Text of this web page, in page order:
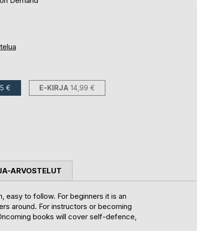
€ E-KIRJA 14,99 €
easy to follow. For beginners it is an
around. For instructors or becoming
books will cover self-defence,
ARVOSTELUT